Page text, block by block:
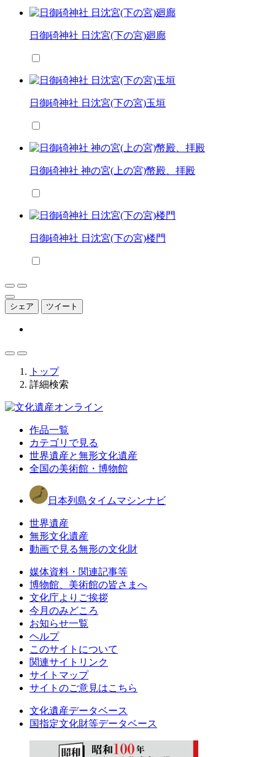
日御碕神社 日沈宮(下の宮)廻廊
日御碕神社 日沈宮(下の宮)玉垣
日御碕神社 神の宮(上の宮)幣殿、拝殿
日御碕神社 日沈宮(下の宮)楼門
シェア ツイート
トップ
詳細検索
作品一覧
カテゴリで見る
世界遺産と無形文化遺産
全国の美術館・博物館
日本列島タイムマシンナビ
世界遺産
無形文化遺産
動画で見る無形の文化財
媒体資料・関連記事等
博物館、美術館の皆さまへ
文化庁よりご挨拶
今月のみどころ
お知らせ一覧
ヘルプ
このサイトについて
関連サイトリンク
サイトマップ
サイトのご意見はこちら
文化遺産データベース
国指定文化財等データベース